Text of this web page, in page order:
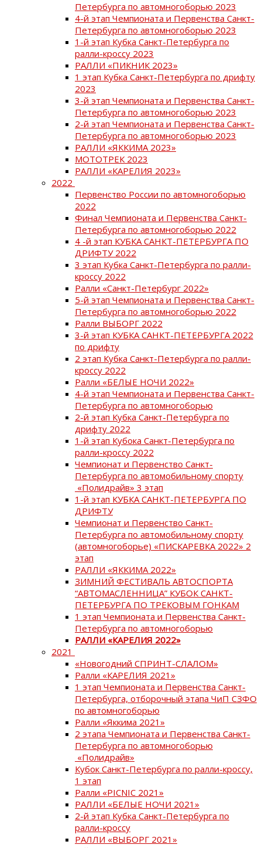
Петербурга по автомногоборью 2023
4-й этап Чемпионата и Первенства Санкт-
Петербурга по автомногоборью 2023
1-й этап Кубка Санкт-Петербурга по
ралли-кроссу 2023
РАЛЛИ «ПИКНИК 2023»
1 этап Кубка Санкт-Петербурга по дрифту
2023
3-й этап Чемпионата и Первенства Санкт-
Петербурга по автомногоборью 2023
2-й этап Чемпионата и Первенства Санкт-
Петербурга по автомногоборью 2023
РАЛЛИ «ЯККИМА 2023»
МОТОТРЕК 2023
РАЛЛИ «КАРЕЛИЯ 2023»
2022
Первенство России по автомногоборью
2022
Финал Чемпионата и Первенства Санкт-
Петербурга по автомногоборью 2022
4 -й этап КУБКА САНКТ-ПЕТЕРБУРГА ПО
ДРИФТУ 2022
3 этап Кубка Санкт-Петербурга по ралли-
кроссу 2022
Ралли «Санкт-Петербург 2022»
5-й этап Чемпионата и Первенства Санкт-
Петербурга по автомногоборью 2022
Ралли ВЫБОРГ 2022
3-й этап КУБКА САНКТ-ПЕТЕРБУРГА 2022
по дрифту
2 этап Кубка Санкт-Петербурга по ралли-
кроссу 2022
Ралли «БЕЛЫЕ НОЧИ 2022»
4-й этап Чемпионата и Первенства Санкт-
Петербурга по автомногоборью
2-й этап Кубка Санкт-Петербурга по
дрифту 2022
1-й этап Кубока Санкт-Петербурга по
ралли-кроссу 2022
Чемпионат и Первенство Санкт-
Петербурга по автомобильному спорту
«Полидрайв» 3 этап
1-й этап КУБКА САНКТ-ПЕТЕРБУРГА ПО
ДРИФТУ
Чемпионат и Первенство Санкт-
Петербурга по автомобильному спорту
(автомногоборье) «ПИСКАРЕВКА 2022» 2
этап
РАЛЛИ «ЯККИМА 2022»
ЗИМНИЙ ФЕСТИВАЛЬ АВТОСПОРТА
“АВТОМАСЛЕННИЦА” КУБОК САНКТ-
ПЕТЕРБУРГА ПО ТРЕКОВЫМ ГОНКАМ
1 этап Чемпионата и Первенства Санкт-
Петербурга по автомногоборью
РАЛЛИ «КАРЕЛИЯ 2022»
2021
«Новогодний СПРИНТ-СЛАЛОМ»
Ралли «КАРЕЛИЯ 2021»
1 этап Чемпионата и Первенства Санкт-
Петербурга, отборочный этапа ЧиП СЗФО
по автомногоборью
Ралли «Яккима 2021»
2 этапа Чемпионата и Первенства Санкт-
Петербурга по автомногоборью
«Полидрайв»
Кубок Санкт-Петербурга по ралли-кроссу,
1 этап
Ралли «PICNIC 2021»
РАЛЛИ «БЕЛЫЕ НОЧИ 2021»
2-й этап Кубка Санкт-Петербурга по
ралли-кроссу
РАЛЛИ «ВЫБОРГ 2021»